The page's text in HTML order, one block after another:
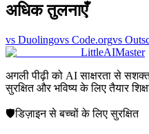
अधिक तुलनाएँ
vs Duolingovs Code.orgvs
LittleAIMaster
अगली पीढ़ी को AI साक्षरता से
सुरक्षित और भविष्य के लिए तैयार
🛡️डिज़ाइन से बच्चों के लिए सुरक्षित